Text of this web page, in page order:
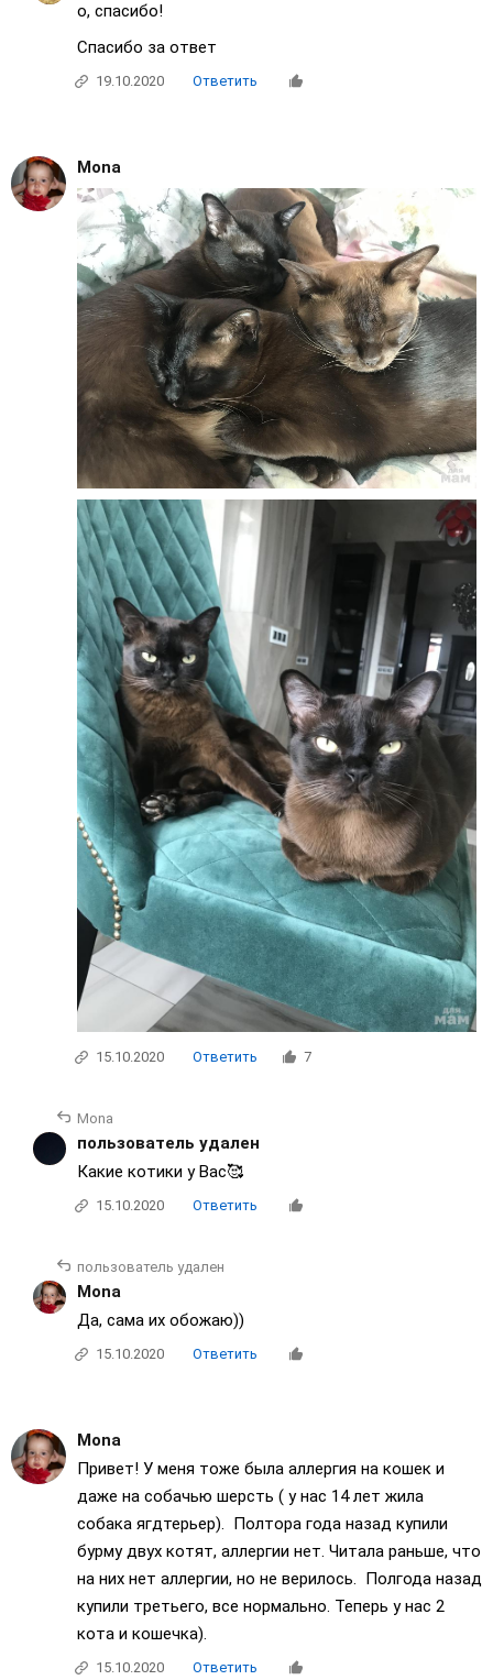
о, спасибо!
Спасибо за ответ
19.10.2020 Ответить
Mona
15.10.2020 Ответить 7
Mona
пользователь удален
Какие котики у Вас🥰
15.10.2020 Ответить
пользователь удален
Mona
Да, сама их обожаю))
15.10.2020 Ответить
Mona
Привет! У меня тоже была аллергия на кошек и
даже на собачью шерсть ( у нас 14 лет жила
собака ягдтерьер). Полтора года назад купили
бурму двух котят, аллергии нет. Читала раньше, что
на них нет аллергии, но не верилось. Полгода назад
купили третьего, все нормально. Теперь у нас 2
кота и кошечка).
15.10.2020 Ответить